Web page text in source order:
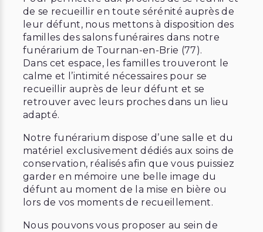
de se recueillir en toute sérénité auprès de
leur défunt, nous mettons à disposition des
familles des salons funéraires dans notre
funérarium de Tournan-en-Brie (77).
Dans cet espace, les familles trouveront le
calme et l’intimité nécessaires pour se
recueillir auprès de leur défunt et se
retrouver avec leurs proches dans un lieu
adapté.
Notre funérarium dispose d’une salle et du
matériel exclusivement dédiés aux soins de
conservation, réalisés afin que vous puissiez
garder en mémoire une belle image du
défunt au moment de la mise en bière ou
lors de vos moments de recueillement.
Nous pouvons vous proposer au sein de